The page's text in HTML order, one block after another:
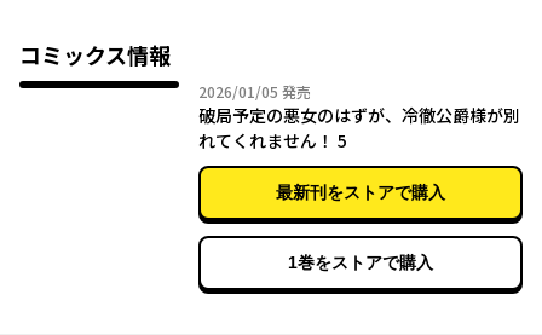
インと出会うきっかけを作らないと、戦争が起きてグレースは死
ぬ運命。バッドエンド回避のため悪女キャラに徹するグレースだ
けど、元の真面目な性格のせいで悪女になりきれず、逆に「絶対
に別れてなんかあげないよ」と振るはずの公爵様から溺愛されて
コミックス情報
2026/01/05 2026年01月05日
発売
破局予定の悪女のはずが、冷徹公爵様が別
れてくれません！ 5
最新刊をストアで購入
1巻をストアで購入